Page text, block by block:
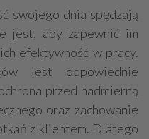
wykładziny
szklane
swojego dnia spędzają
jest, aby zapewnić im
efektywność w pracy.
jest odpowiednie
przed nadmierną
oraz zachowanie
z klientem. Dlatego